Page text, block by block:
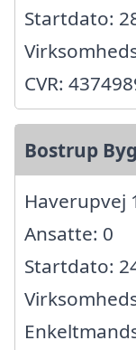
Startdato:
CVR:
Bostrup
Haverupvej
Ansatte: 0
Startdato: